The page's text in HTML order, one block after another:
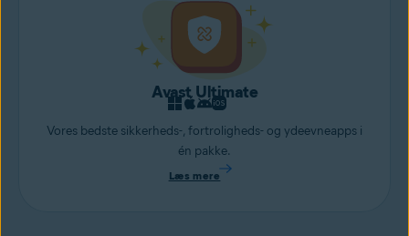
Avast Ultimate
Vores bedste sikkerheds-, fortroligheds- og ydeevneapps i
én pakke.
Læs mere